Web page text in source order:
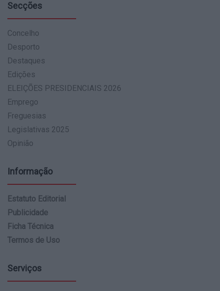
Secções
Concelho
Desporto
Destaques
Edições
ELEIÇÕES PRESIDENCIAIS 2026
Emprego
Freguesias
Legislativas 2025
Opinião
Informação
Estatuto Editorial
Publicidade
Ficha Técnica
Termos de Uso
Serviços